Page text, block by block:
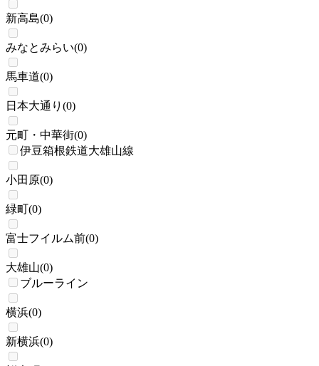
新高島(0)
みなとみらい(0)
馬車道(0)
日本大通り (0)
元町・中華街(0)
伊豆箱根鉄道大雄山線
小田原(0)
緑町(0)
富士フイルム前(0)
大雄山(0)
ブルーライン
横浜(0)
新横浜(0)